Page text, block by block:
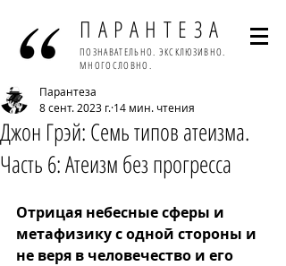
ПАРАНТЕЗА
ПОЗНАВАТЕЛЬНО. ЭКСКЛЮЗИВНО.
МНОГОСЛОВНО.
Джон Грэй: Семь типов атеизма.
Часть 6: Атеизм без прогресса
Парантеза
8 сент. 2023 г. 14 мин. чтения
Отрицая небесные сферы и
метафизику с одной стороны и
не веря в человечество и его